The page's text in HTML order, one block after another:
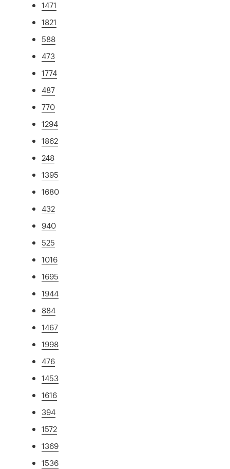
1471
1821
588
473
1774
487
770
1294
1862
248
1395
1680
432
940
525
1016
1695
1944
884
1467
1998
476
1453
1616
394
1572
1369
1536